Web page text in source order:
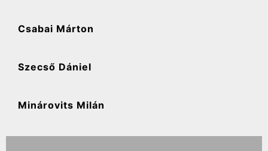
Csabai Márton
Szecső Dániel
Minárovits Milán